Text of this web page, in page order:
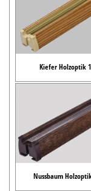
Kiefer Holzoptik
Nussbaum